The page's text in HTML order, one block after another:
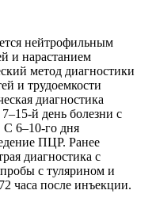
нейтрофильным
и нарастанием
метод диагностики
и трудоемкости
диагностика
й день болезни с
6–10-го дня
ПЦР. Ранее
диагностика с
с тулярином и
часа после инъекции.